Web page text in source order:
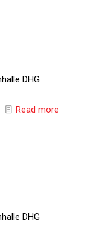
DHG
Read more
DHG